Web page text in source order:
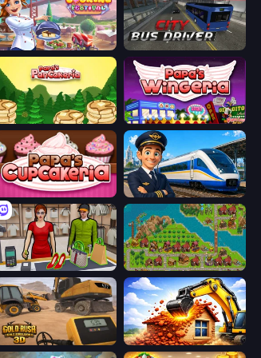
Cooking Festival City Bus Driver
Papa's Pancakeria Papa's Wingeria
Papas Cupcakeria Idle Train Empire Tycoon
Shop Master 3D City Idle
Gold Rush: Gold Simulator 3D City Constructor